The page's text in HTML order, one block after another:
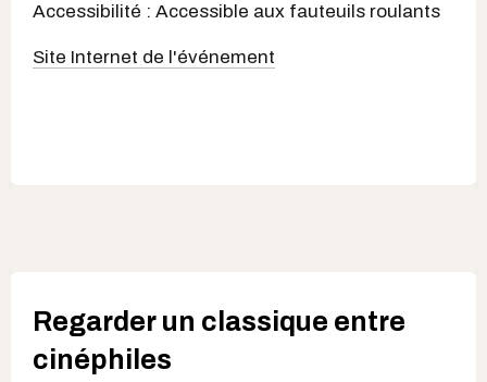
Accessibilité : Accessible aux fauteuils roulants
Site Internet de l'événement
Regarder un classique entre
cinéphiles